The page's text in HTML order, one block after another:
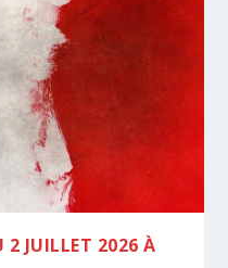
2 JUILLET 2026 À